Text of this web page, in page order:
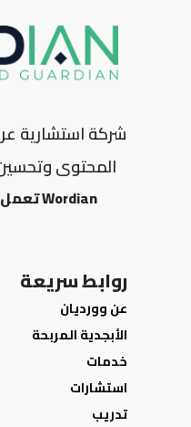
شركة استشارية
المحتوى
Wordian تعمل عن بعد 100٪ بفخر.
روابط سريعة
عن وورديان
الأبجدية المربحة
خدمات
استشارات
تدريب